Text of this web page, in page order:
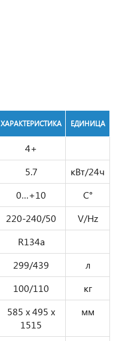
ХАРАКТЕРИСТИКА ЕДИНИЦА
4+
5.7
кВт/24ч
0…+10
С°
220-240/50
V/Hz
R134a
299/439
л
100/110
кг
585 x 495 x
1515
мм